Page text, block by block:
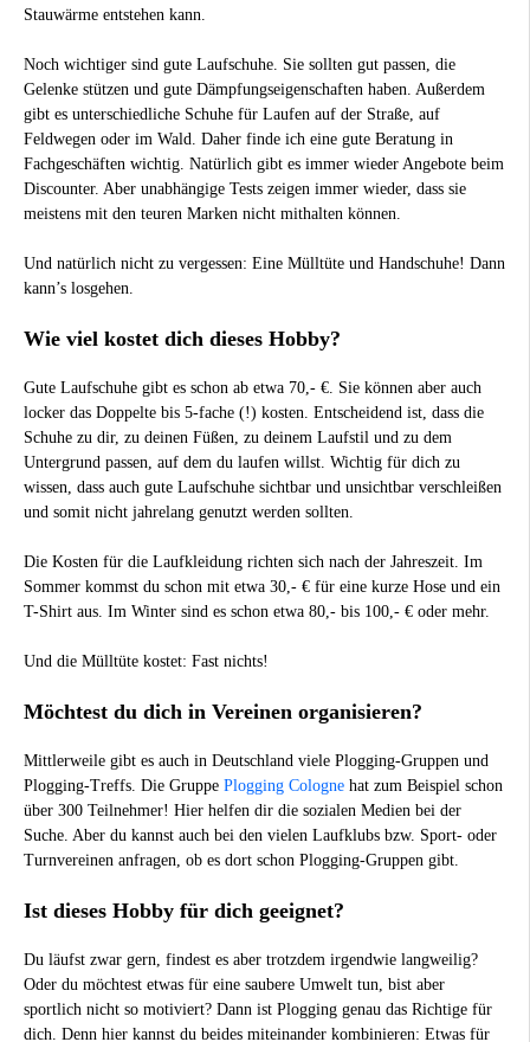
Stauwärme entstehen kann.
Noch wichtiger sind gute Laufschuhe. Sie sollten gut passen, die
Gelenke stützen und gute Dämpfungseigenschaften haben. Außerdem
gibt es unterschiedliche Schuhe für Laufen auf der Straße, auf
Feldwegen oder im Wald. Daher finde ich eine gute Beratung in
Fachgeschäften wichtig. Natürlich gibt es immer wieder Angebote beim
Discounter. Aber unabhängige Tests zeigen immer wieder, dass sie
meistens mit den teuren Marken nicht mithalten können.
Und natürlich nicht zu vergessen: Eine Mülltüte und Handschuhe! Dann
kann’s losgehen.
Wie viel kostet dich dieses Hobby?
Gute Laufschuhe gibt es schon ab etwa 70,- €. Sie können aber auch
locker das Doppelte bis 5-fache (!) kosten. Entscheidend ist, dass die
Schuhe zu dir, zu deinen Füßen, zu deinem Laufstil und zu dem
Untergrund passen, auf dem du laufen willst. Wichtig für dich zu
wissen, dass auch gute Laufschuhe sichtbar und unsichtbar verschleißen
und somit nicht jahrelang genutzt werden sollten.
Die Kosten für die Laufkleidung richten sich nach der Jahreszeit. Im
Sommer kommst du schon mit etwa 30,- € für eine kurze Hose und ein
T-Shirt aus. Im Winter sind es schon etwa 80,- bis 100,- € oder mehr.
Und die Mülltüte kostet: Fast nichts!
Möchtest du dich in Vereinen organisieren?
Mittlerweile gibt es auch in Deutschland viele Plogging-Gruppen und
Plogging-Treffs. Die Gruppe Plogging Cologne hat zum Beispiel schon
über 300 Teilnehmer! Hier helfen dir die sozialen Medien bei der
Suche. Aber du kannst auch bei den vielen Laufklubs bzw. Sport- oder
Turnvereinen anfragen, ob es dort schon Plogging-Gruppen gibt.
Ist dieses Hobby für dich geeignet?
Du läufst zwar gern, findest es aber trotzdem irgendwie langweilig?
Oder du möchtest etwas für eine saubere Umwelt tun, bist aber
sportlich nicht so motiviert? Dann ist Plogging genau das Richtige für
dich. Denn hier kannst du beides miteinander kombinieren: Etwas für